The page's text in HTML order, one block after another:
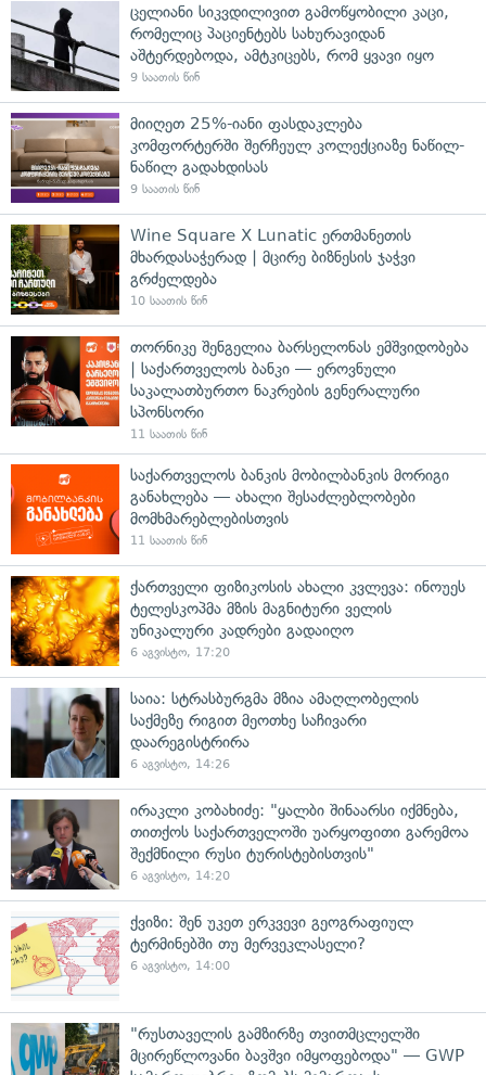
ცელიანი სიკვდილივით გამოწყობილი კაცი,
რომელიც პაციენტებს სახურავიდან
აშტერდებოდა, ამტკიცებს, რომ ყვავი იყო
9 საათის წინ
მიიღეთ 25%-იანი ფასდაკლება
კომფორტერში შერჩეულ კოლექციაზე ნაწილ-
ნაწილ გადახდისას
9 საათის წინ
Wine Square X Lunatic ერთმანეთის
მხარდასაჭერად | მცირე ბიზნესის ჯაჭვი
გრძელდება
10 საათის წინ
თორნიკე შენგელია ბარსელონას ემშვიდობება
| საქართველოს ბანკი — ეროვნული
საკალათბურთო ნაკრების გენერალური
სპონსორი
11 საათის წინ
საქართველოს ბანკის მობილბანკის მორიგი
განახლება — ახალი შესაძლებლობები
მომხმარებლებისთვის
11 საათის წინ
ქართველი ფიზიკოსის ახალი კვლევა: ინოუეს
ტელესკოპმა მზის მაგნიტური ველის
უნიკალური კადრები გადაიღო
6 აგვისტო, 17:20
საია: სტრასბურგმა მზია ამაღლობელის
საქმეზე რიგით მეოთხე საჩივარი
დაარეგისტრირა
6 აგვისტო, 14:26
ირაკლი კობახიძე: "ყალბი შინაარსი იქმნება,
თითქოს საქართველოში უარყოფითი გარემოა
შექმნილი რუსი ტურისტებისთვის"
6 აგვისტო, 14:20
ქვიზი: შენ უკეთ ერკვევი გეოგრაფიულ
ტერმინებში თუ მერვეკლასელი?
6 აგვისტო, 14:00
"რუსთაველის გამზირზე თვითმცლელში
მცირეწლოვანი ბავშვი იმყოფებოდა" — GWP